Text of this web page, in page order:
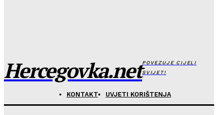
Hercegovka.netPOVEZUJE CIJELI
SVIJET!
KONTAKT UVJETI KORIŠTENJA